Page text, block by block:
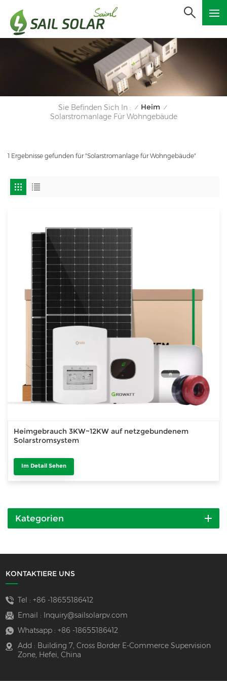
Sie Befinden Sich In : / Heim /
Solarstromanlage Für Wohngebäude
1 Ergebnisse gefunden für "Solarstromanlage für Wohngebäude"
Heimgebrauch 3KW~12KW auf netzgebundenem
Solarstromsystem
Im Detail Sehen
Kategorien
KONTAKTIERE UNS
Tel : +86 -18655186412
Email :
Inquiry@sailsolarpv.com
Whatsapp : +86 -18655186412
Add : Building 7, Cross Border E-Commerce Supervision
Zone, Hefei, China